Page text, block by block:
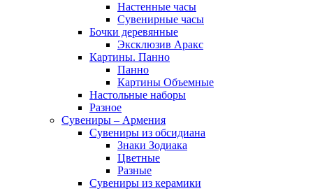
Настенные часы
Сувенирные часы
Бочки деревянные
Эксклюзив Аракс
Картины. Панно
Панно
Картины Объемные
Настольные наборы
Разное
Сувениры – Армения
Сувениры из обсидиана
Знаки Зодиака
Цветные
Разные
Сувениры из керамики